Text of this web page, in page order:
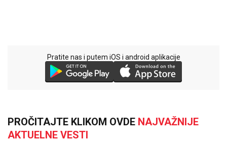
Pratite nas i putem iOS i android aplikacije
PROČITAJTE KLIKOM OVDE NAJVAŽNIJE
AKTUELNE VESTI